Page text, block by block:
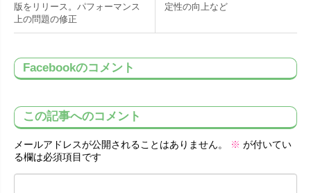
版をリリース。パフォーマンス
上の問題の修正
定性の向上など
Facebookのコメント
この記事へのコメント
メールアドレスが公開されることはありません。 ※ が付いてい
る欄は必須項目です